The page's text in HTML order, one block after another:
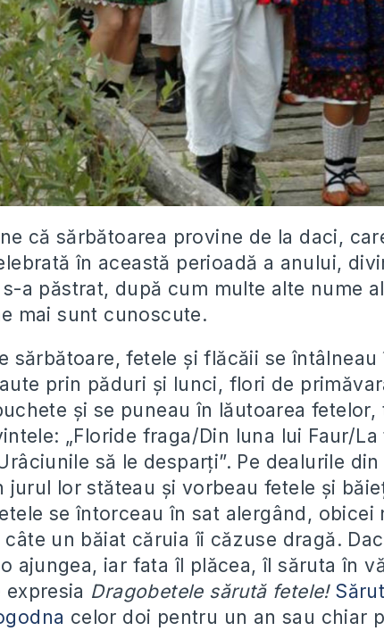
că sărbătoarea provine de la daci,
în această perioadă a anului,
a păstrat, după cum multe alte nume
mai sunt cunoscute.
sărbătoare, fetele și flăcăii se
prin păduri și lunci, flori de
și se puneau în lăutoarea fetelor,
„Floride fraga/Din luna lui Faur/
să le desparți”. Pe dealurile
jurul lor stăteau și vorbeau fetele și
se întorceau în sat alergând, obicei
câte un băiat căruia îi căzuse dragă.
ajungea, iar fata îl plăcea, îl săruta în
Dragobetele sărută fetele!
celor doi pentru un an sau chiar